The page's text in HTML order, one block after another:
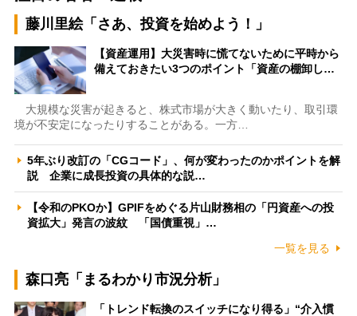
藤川里絵「さあ、投資を始めよう！」
【資産運用】大災害時に慌てないために平時から
備えておきたい3つのポイント「資産の棚卸し…
大規模な災害が起きると、株式市場が大きく動いたり、取引環
境が不安定になったりすることがある。一方…
5年ぶり改訂の「CGコード」、何が変わったのかポイントを解
説 企業に成長投資の具体的な説…
【令和のPKOか】GPIFをめぐる片山財務相の「円資産への投
資拡大」発言の波紋 「国債重視」…
一覧を見る
森口亮「まるわかり市況分析」
「トレンド転換のスイッチになり得る」“介入慣